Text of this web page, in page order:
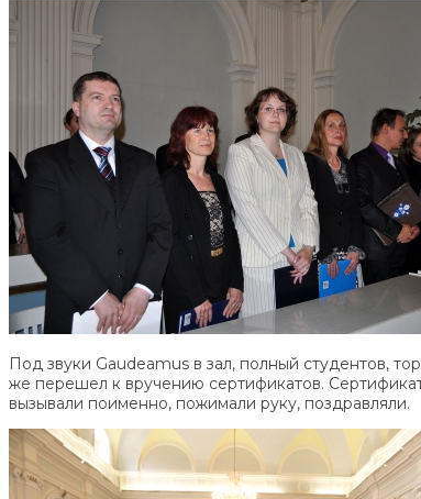
Под звуки Gaudeamus в зал, полный студентов,
же перешел к вручению сертификатов.
вызывали поименно, пожимали руку, поздравляли.